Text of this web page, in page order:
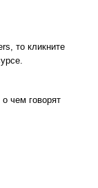
то кликните
чем говорят